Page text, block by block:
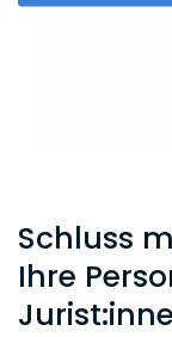
Schluss
Ihre